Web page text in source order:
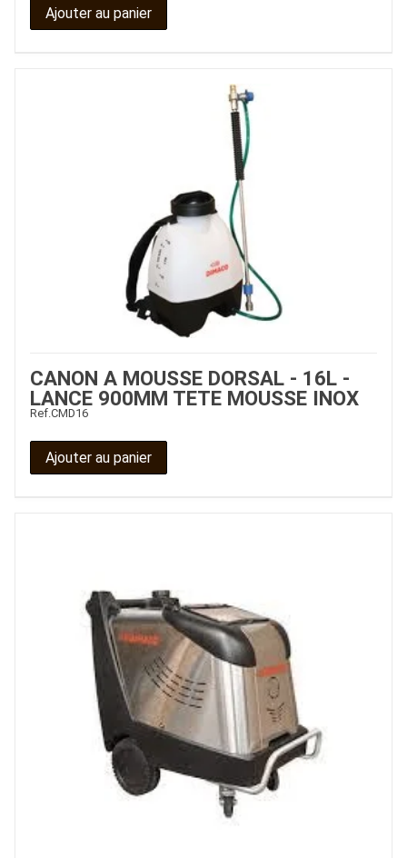
Ajouter au panier
CANON A MOUSSE DORSAL - 16L -
LANCE 900MM TETE MOUSSE INOX
Ref. CMD16
Ajouter au panier